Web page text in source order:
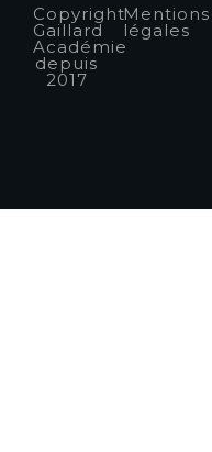
Copyright
Gaillard
Académie
depuis
2017
Mentions
légales